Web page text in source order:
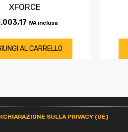
XFORCE
IVA inclusa
AL CARRELLO
SULLA PRIVACY (UE)